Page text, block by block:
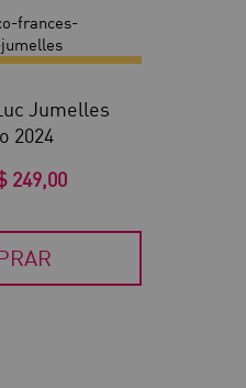
Jumelles
2024
249,00